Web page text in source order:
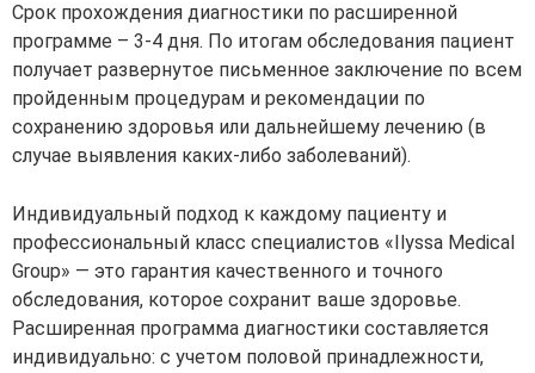
Срок прохождения диагностики по расширенной
программе – 3-4 дня. По итогам обследования пациент
получает развернутое письменное заключение по всем
пройденным процедурам и рекомендации по
сохранению здоровья или дальнейшему лечению (в
случае выявления каких-либо заболеваний).
Индивидуальный подход к каждому пациенту и
профессиональный класс специалистов «Ilyssa Medical
Group» — это гарантия качественного и точного
обследования, которое сохранит ваше здоровье.
Расширенная программа диагностики составляется
индивидуально: с учетом половой принадлежности,